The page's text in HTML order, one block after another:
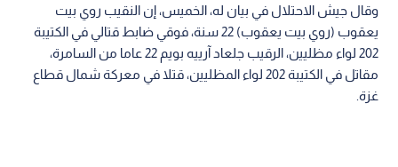
وقال جيش الاحتلال في بيان له، الخميس، إن النقيب روي بيت
يعقوب (روي بيت يعقوب) 22 سنة، فوقي ضابط قتالي في الكتيبة
202 لواء مظليين، الرقيب جلعاد آرييه بويم 22 عاما من السامرة،
مقاتل في الكتيبة 202 لواء المظليين، قتلا في معركة شمال قطاع
غزة.